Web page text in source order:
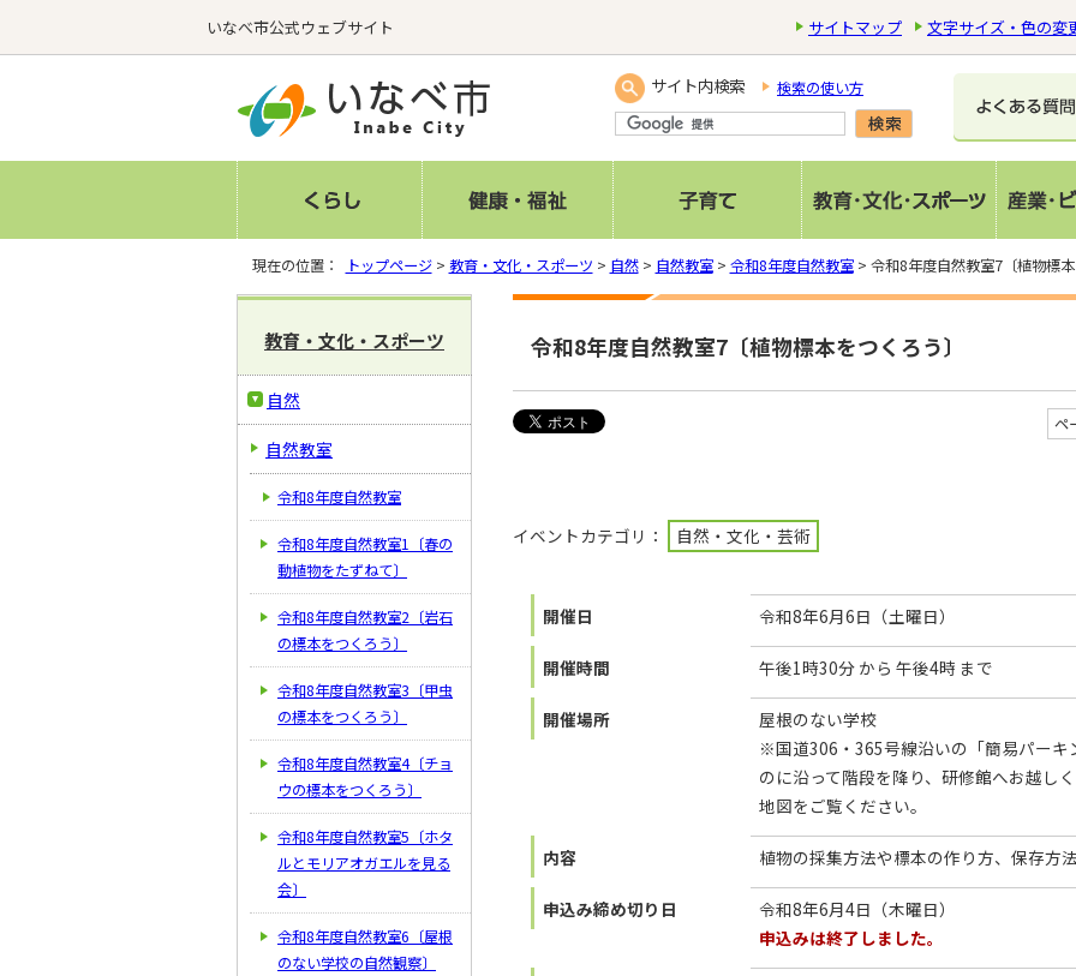
いなべ市公式ウェブサイト サイトマップ 文字サイズ・色の変
サイト内検索 検索の使い方
現在の位置： トップページ> 教育・文化・スポーツ > 自然> 自然教室> 令和8年度自然教室> 令和8年度自然教室7〔植物標
令和8年度自然教室7〔植物標本をつくろう〕
ペ
イベントカテゴリ： 自然・文化・芸術
開催日 令和8年6月6日（土曜日）
開催時間 午後1時30分 から 午後4時 まで
開催場所
屋根のない学校
※国道306・365号線沿いの「簡易パー
のに沿って階段を降り、研修館へお越し
地図をご覧ください。
内容 植物の採集方法や標本の作り方、保存方
申込み締め切り日
令和8年6月4日（木曜日）
申込みは終了しました。
教育・文化・スポーツ
自然
自然教室
令和8年度自然教室
令和8年度自然教室1〔春の
動植物をたずねて〕
令和8年度自然教室2〔岩石
の標本をつくろう〕
令和8年度自然教室3〔甲虫
の標本をつくろう〕
令和8年度自然教室4〔チョ
ウの標本をつくろう〕
令和8年度自然教室5〔ホタ
ルとモリアオガエルを見る
会〕
令和8年度自然教室6〔屋根
のない学校の自然観察〕